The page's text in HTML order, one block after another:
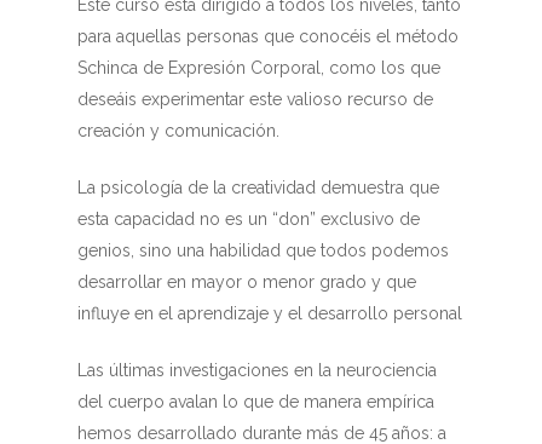
Este curso está dirigido a todos los niveles, tanto
para aquellas personas que conocéis el método
Schinca de Expresión Corporal, como los que
deseáis experimentar este valioso recurso de
creación y comunicación.
La psicología de la creatividad demuestra que
esta capacidad no es un “don” exclusivo de
genios, sino una habilidad que todos podemos
desarrollar en mayor o menor grado y que
influye en el aprendizaje y el desarrollo personal
Las últimas investigaciones en la neurociencia
del cuerpo avalan lo que de manera empírica
hemos desarrollado durante más de 45 años: a